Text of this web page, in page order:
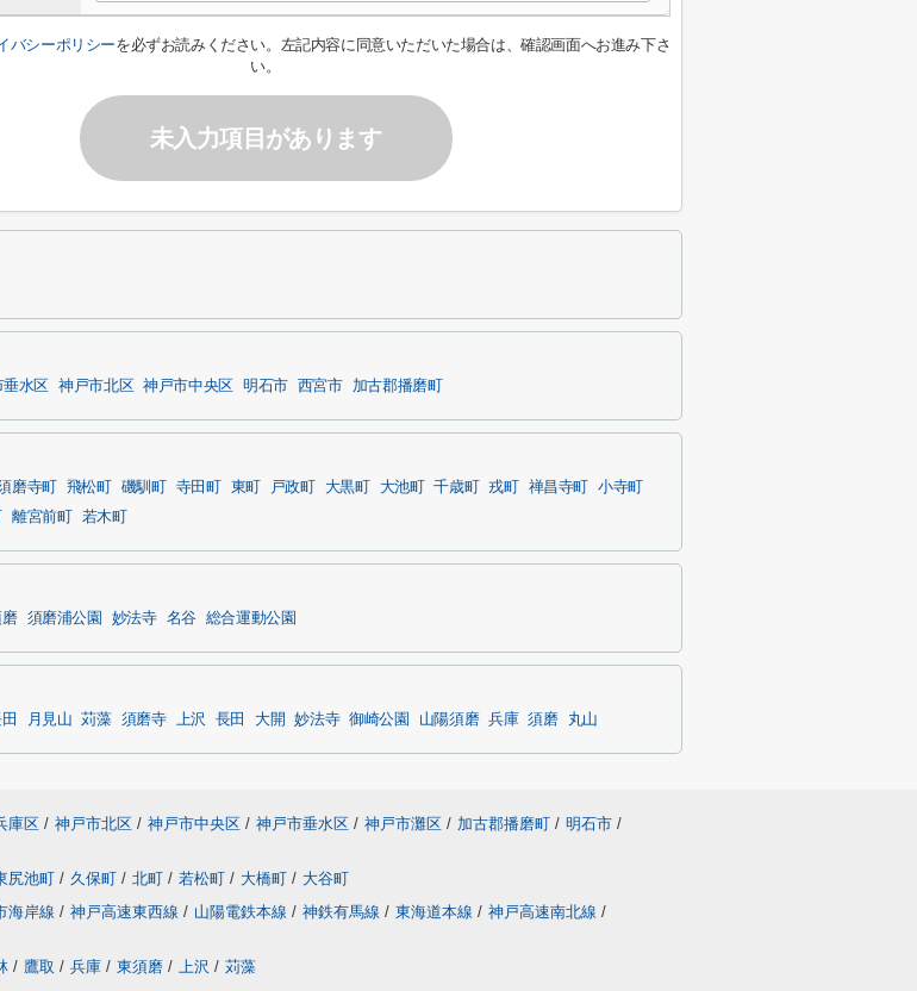
バシーポリシーを必ずお読みください。左記内容に同意いただいた場合は、確認画面へお進み下さ
い。
未入力項目があります
水区 神戸市北区 神戸市中央区 明石市 西宮市 加古郡播磨町
磨寺町 飛松町 磯馴町 寺田町 東町 戸政町 大黒町 大池町 千歳町 戎町 禅昌寺町
小寺町
離宮前町 若木町
磨 須磨浦公園 妙法寺 名谷 総合運動公園
月見山 苅藻 須磨寺 上沢 長田 大開 妙法寺 御崎公園 山陽須磨 兵庫 須磨 丸山
庫区 / 神戸市北区 / 神戸市中央区 / 神戸市垂水区 / 神戸市灘区 / 加古郡播磨町 / 明石市 /
尻池町 / 久保町 / 北町 / 若松町 / 大橋町 / 大谷町
海岸線 / 神戸高速東西線 / 山陽電鉄本線 / 神鉄有馬線 / 東海道本線 / 神戸高速南北線 /
/ 鷹取 / 兵庫 / 東須磨 / 上沢 / 苅藻